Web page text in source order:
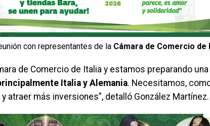
con representantes de la Cámara de Comercio de
de Comercio de Italia y estamos preparando
Italia y Alemania. Necesitamos,
atraer más inversiones”, detalló González Martínez.